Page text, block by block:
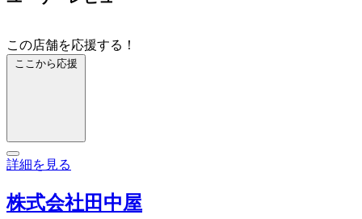
この店舗を応援する！
ここから応援
詳細を見る
株式会社田中屋